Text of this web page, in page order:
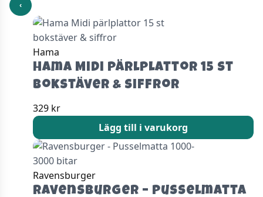
‹
Hama
Hama Midi pärlplattor 15 st
bokstäver & siffror
329 kr
Lägg till i varukorg
Ravensburger
Ravensburger – Pusselmatta